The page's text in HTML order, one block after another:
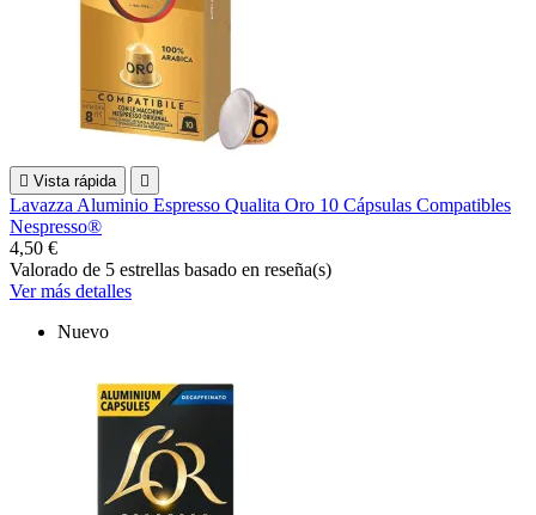
 Vista rápida 
Lavazza Aluminio Espresso Qualita Oro 10 Cápsulas Compatibles
Nespresso®
4,50 €
Valorado de 5 estrellas basado en reseña(s)
Ver más detalles
Nuevo